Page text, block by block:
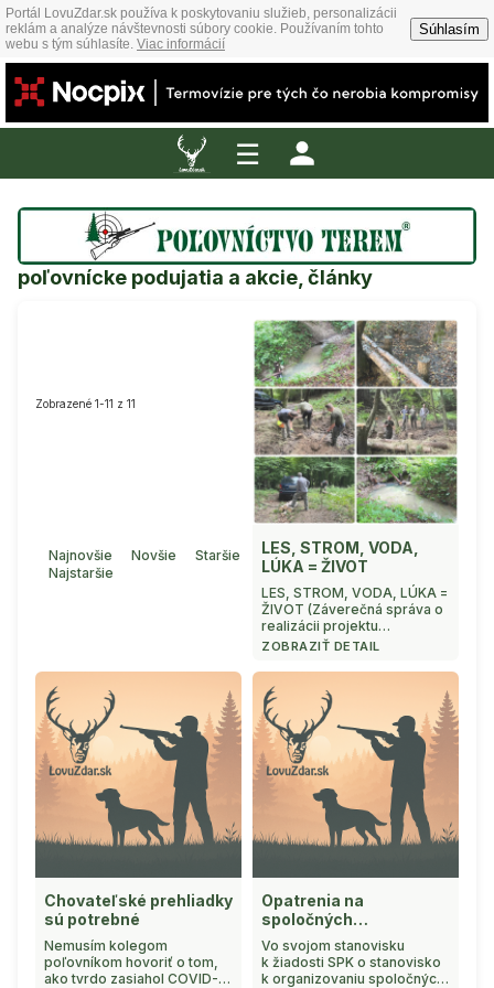
Portál LovuZdar.sk používa k poskytovaniu služieb, personalizácii
reklám a analýze návštevnosti súbory cookie. Používaním tohto
webu s tým súhlasíte. Viac informácií
Súhlasím
☰
poľovnícke podujatia a akcie, články
Zobrazené 1-11 z 11
Najnovšie Novšie
Staršie
Najstaršie
LES, STROM, VODA,
LÚKA = ŽIVOT
LES, STROM, VODA, LÚKA =
ŽIVOT (Záverečná správa o
realizácii projektu
zameraného na zlepšenie
Poľovnícke združenie Ostrý
vrch v Soblahove sa tento
rok pustilo do realizácie
projektu „Les, strom, voda,
lúka = život“, ktorý bol
možný aj vďaka finančnej
podpore Nadá ...
ZOBRAZIŤ DETAIL
Chovateľské prehliadky
sú potrebné
Nemusím kolegom
poľovníkom hovoriť o tom,
ako tvrdo zasiahol COVID-19
Opatrenia na
spoločných
poľovačkách v čase
COVID-19
Vo svojom stanovisku
k žiadosti SPK o stanovisko
k organizovaniu spoločných